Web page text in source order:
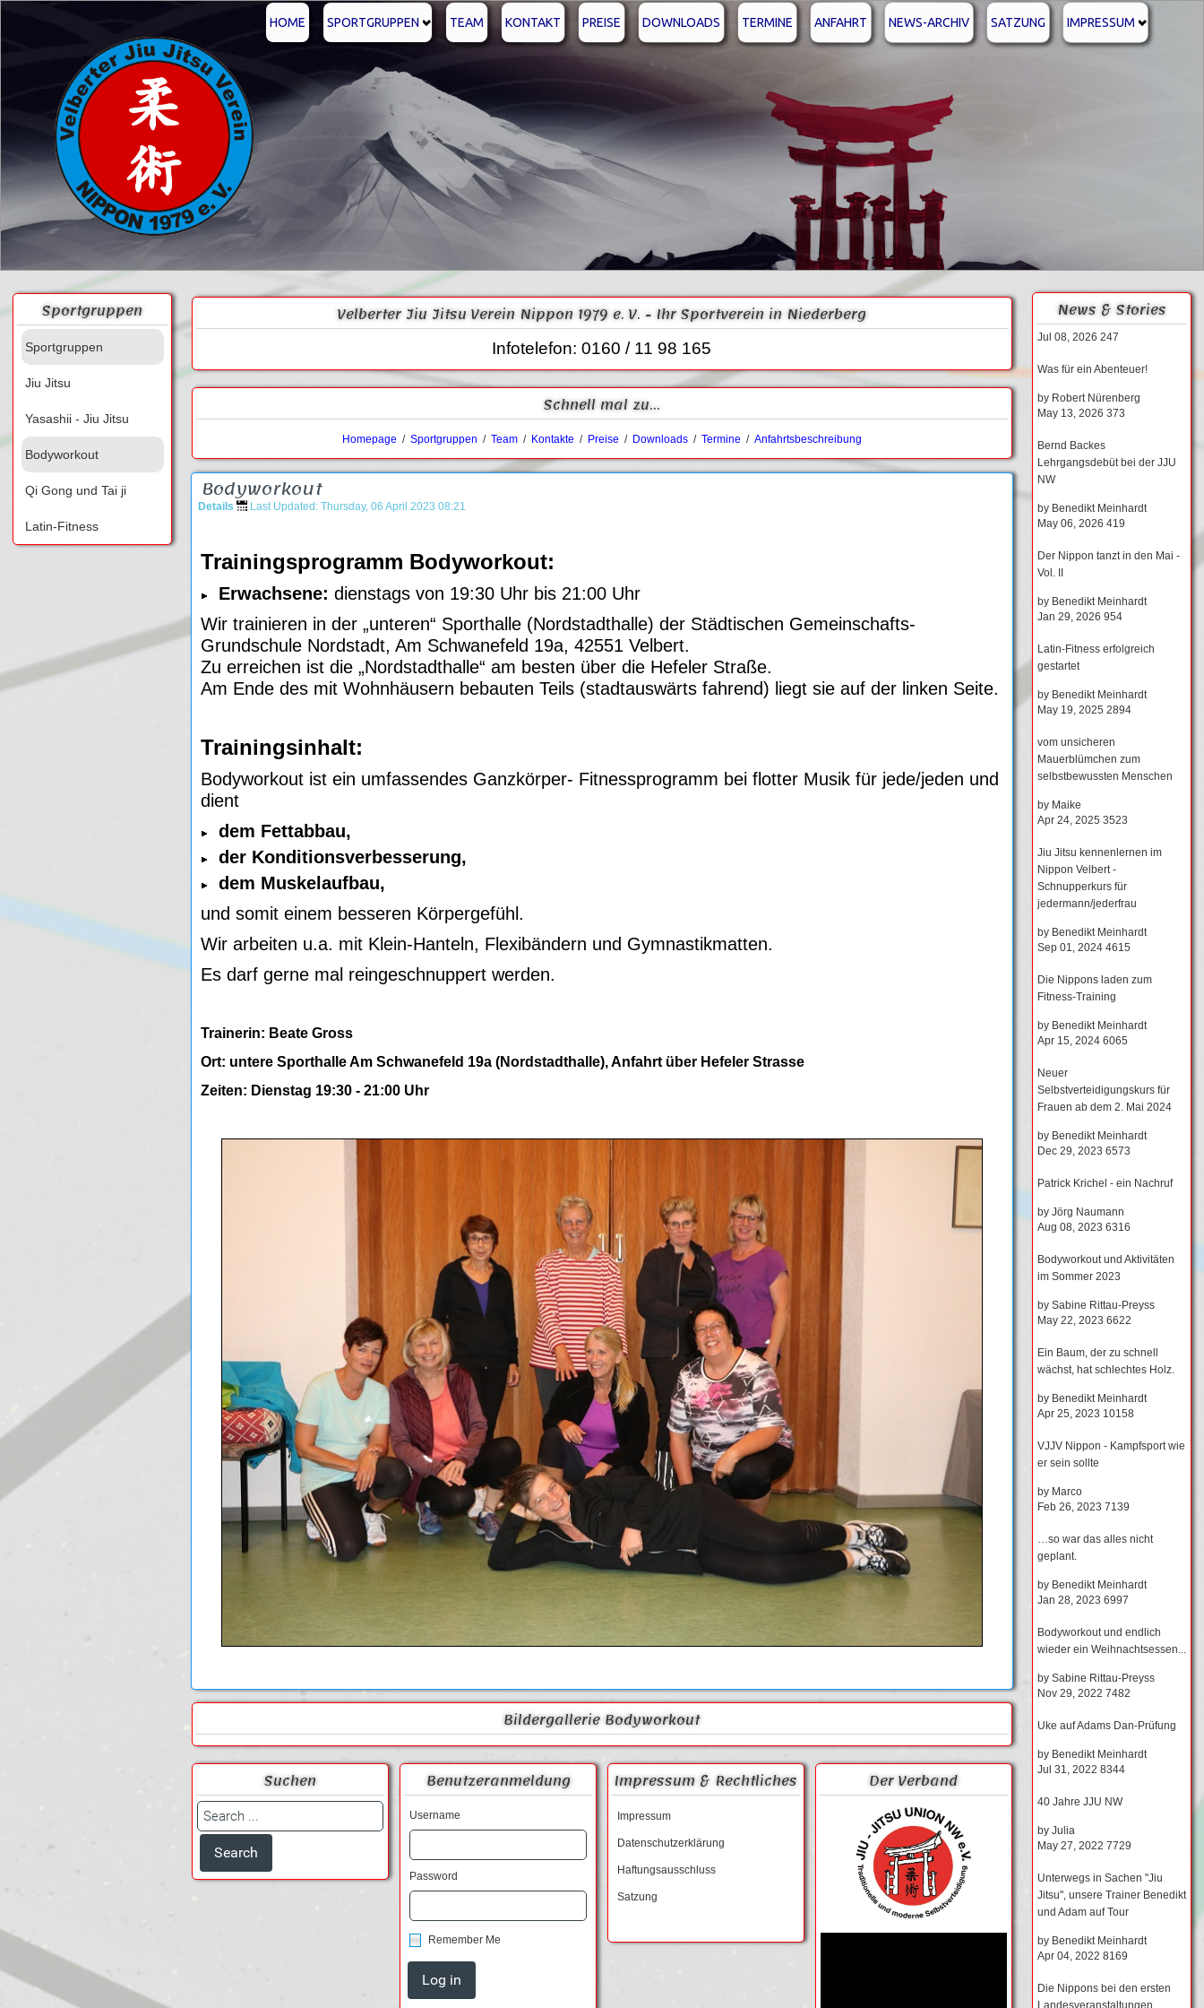
HOME SPORTGRUPPEN TEAM KONTAKT PREISE DOWNLOADS TERMINE ANFAHRT NEWS-ARCHIV SATZUNG IMPRESSUM
Sportgruppen
Sportgruppen
Jiu Jitsu
Yasashii - Jiu Jitsu
Bodyworkout
Qi Gong und Tai ji
Latin-Fitness
Velberter Jiu Jitsu Verein Nippon 1979 e. V. - Ihr Sportverein in Niederberg
Infotelefon: 0160 / 11 98 165
Schnell mal zu...
Homepage / Sportgruppen / Team/ Kontakte / Preise / Downloads/ Termine / Anfahrtsbeschreibung
Bodyworkout
Details Last Updated: Thursday, 06 April 2023 08:21
Trainingsprogramm Bodyworkout:
Erwachsene: dienstags von 19:30 Uhr bis 21:00 Uhr
Wir trainieren in der „unteren“ Sporthalle (Nordstadthalle) der Städtischen Gemeinschafts-
Grundschule Nordstadt, Am Schwanefeld 19a, 42551 Velbert.
Zu erreichen ist die „Nordstadthalle“ am besten über die Hefeler Straße.
Am Ende des mit Wohnhäusern bebauten Teils (stadtauswärts fahrend) liegt sie auf der linken Seite.
Trainingsinhalt:
Bodyworkout ist ein umfassendes Ganzkörper- Fitnessprogramm bei flotter Musik für jede/jeden und
dient
dem Fettabbau,
der Konditionsverbesserung,
dem Muskelaufbau,
und somit einem besseren Körpergefühl.
Wir arbeiten u.a. mit Klein-Hanteln, Flexibändern und Gymnastikmatten.
Es darf gerne mal reingeschnuppert werden.
Trainerin: Beate Gross
Ort: untere Sporthalle Am Schwanefeld 19a (Nordstadthalle), Anfahrt über Hefeler Strasse
Zeiten: Dienstag 19:30 - 21:00 Uhr
Bildergallerie Bodyworkout
© FreeJoomla! 3 Modules- byVinaGecko.com
Suchen Benutzeranmeldung
Username
Password
Remember Me
Impressum & Rechtliches
Impressum
Datenschutzerklärung
Haftungsausschluss
Satzung
Der Verband
News & Stories
Jul 08, 2026 247
Was für ein Abenteuer!
by Robert Nürenberg
May 13, 2026 373
Bernd Backes
Lehrgangsdebüt bei der JJU
NW
by Benedikt Meinhardt
May 06, 2026 419
Der Nippon tanzt in den Mai -
Vol. II
by Benedikt Meinhardt
Jan 29, 2026 954
Latin-Fitness erfolgreich
gestartet
by Benedikt Meinhardt
May 19, 2025 2894
vom unsicheren
Mauerblümchen zum
selbstbewussten Menschen
by Maike
Apr 24, 2025 3523
Jiu Jitsu kennenlernen im
Nippon Velbert -
Schnupperkurs für
jedermann/jederfrau
by Benedikt Meinhardt
Sep 01, 2024 4615
Die Nippons laden zum
Fitness-Training
by Benedikt Meinhardt
Apr 15, 2024 6065
Neuer
Selbstverteidigungskurs für
Frauen ab dem 2. Mai 2024
by Benedikt Meinhardt
Dec 29, 2023 6573
Patrick Krichel - ein Nachruf
by Jörg Naumann
Aug 08, 2023 6316
Bodyworkout und Aktivitäten
im Sommer 2023
by Sabine Rittau-Preyss
May 22, 2023 6622
Ein Baum, der zu schnell
wächst, hat schlechtes Holz.
by Benedikt Meinhardt
Apr 25, 2023 10158
VJJV Nippon - Kampfsport wie
er sein sollte
by Marco
Feb 26, 2023 7139
…so war das alles nicht
geplant.
by Benedikt Meinhardt
Jan 28, 2023 6997
Bodyworkout und endlich
wieder ein Weihnachtsessen...
by Sabine Rittau-Preyss
Nov 29, 2022 7482
Uke auf Adams Dan-Prüfung
by Benedikt Meinhardt
Jul 31, 2022 8344
40 Jahre JJU NW
by Julia
May 27, 2022 7729
Unterwegs in Sachen "Jiu
Jitsu", unsere Trainer Benedikt
und Adam auf Tour
by Benedikt Meinhardt
Apr 04, 2022 8169
Die Nippons bei den ersten
Landesveranstaltungen